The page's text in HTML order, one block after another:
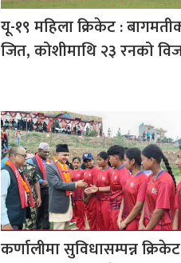
यू-१९ महिला क्रिकेट :
जित, कोशीमाथि २३ रनको
कर्णालीमा सुविधासम्पन्न